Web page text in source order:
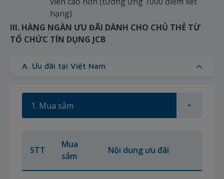
hạng)
III. HÀNG NGÀN ƯU ĐÃI DÀNH CHO CHỦ THẺ TỪ
TỔ CHỨC TÍN DỤNG JCB
A. Ưu đãi tại Việt Nam
1. Mua sắm
STT
Mua
sắm
Nội dung ưu đãi